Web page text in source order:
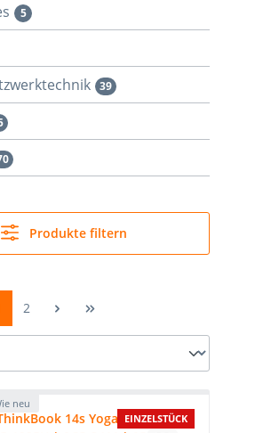
5
39
Produkte filtern
2
neu
EINZELSTÜCK